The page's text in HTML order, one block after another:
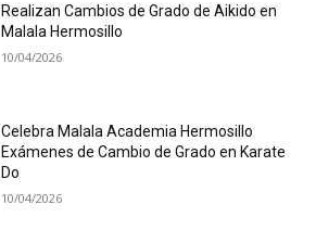
Realizan Cambios de Grado de Aikido en
Malala Hermosillo
10/04/2026
Celebra Malala Academia Hermosillo
Exámenes de Cambio de Grado en Karate
Do
10/04/2026